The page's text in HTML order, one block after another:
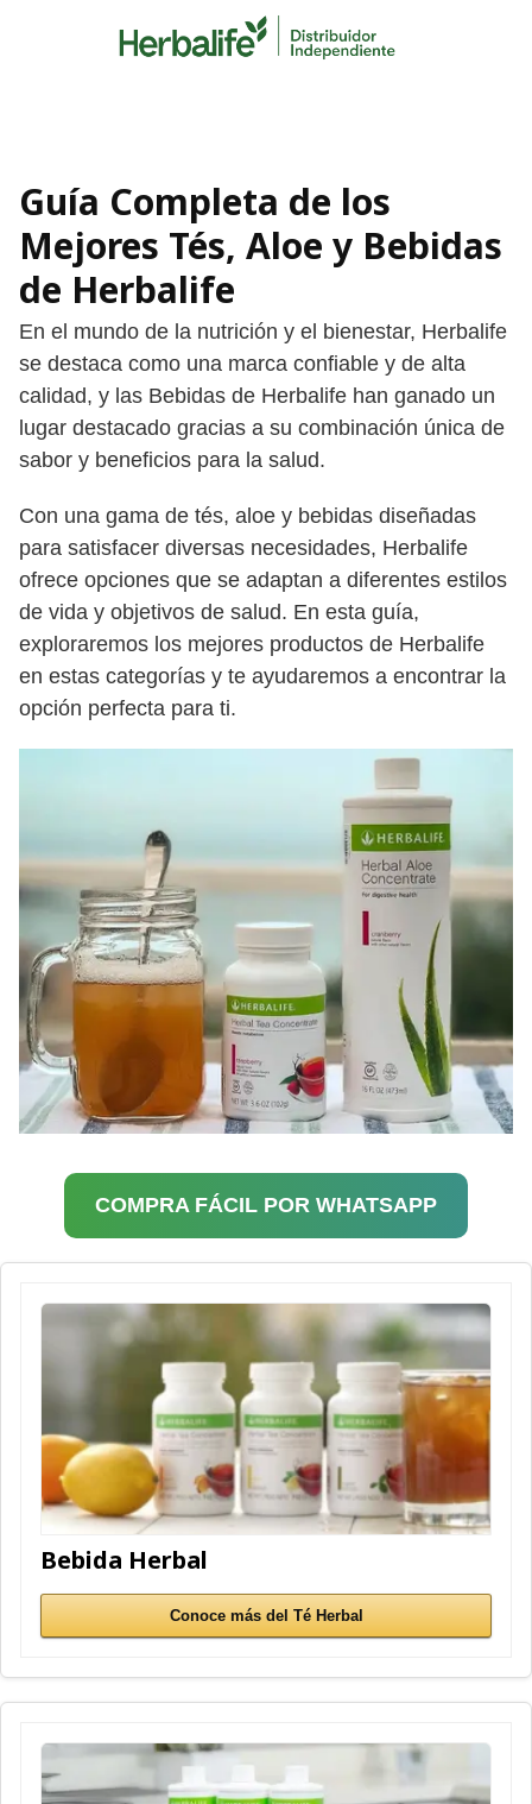
Guía Completa de los
Mejores Tés, Aloe y Bebidas
de Herbalife
En el mundo de la nutrición y el bienestar, Herbalife
se destaca como una marca confiable y de alta
calidad, y las Bebidas de Herbalife han ganado un
lugar destacado gracias a su combinación única de
sabor y beneficios para la salud.
Con una gama de tés, aloe y bebidas diseñadas
para satisfacer diversas necesidades, Herbalife
ofrece opciones que se adaptan a diferentes estilos
de vida y objetivos de salud. En esta guía,
exploraremos los mejores productos de Herbalife
en estas categorías y te ayudaremos a encontrar la
opción perfecta para ti.
COMPRA FÁCIL POR WHATSAPP
Bebida Herbal
Conoce más del Té Herbal